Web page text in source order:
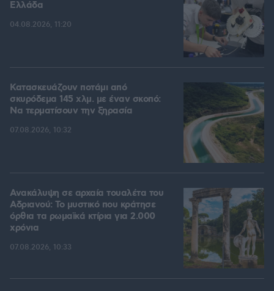
Ελλάδα
04.08.2026, 11:20
Κατασκευάζουν ποτάμι από
σκυρόδεμα 145 χλμ. με έναν σκοπό:
Να τερματίσουν την ξηρασία
07.08.2026, 10:32
Ανακάλυψη σε αρχαία τουαλέτα του
Αδριανού: Το μυστικό που κράτησε
όρθια τα ρωμαϊκά κτίρια για 2.000
χρόνια
07.08.2026, 10:33